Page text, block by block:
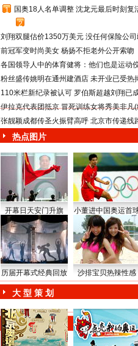
1
国奥18人名单调整 沈龙元最后时刻复
2
刘翔双腿估价1350万美元 没任何保险公司
前冠军变时尚美女 杨扬不拒老外公开索吻
各国领导人中的体育健将：他们也是运动
粉丝盛传姚明在通州建酒店 未开业已受热
110米栏新纪录被认可 罗伯斯超越刘翔已
伊拉克代表团抵京 冒死训练女将秀美非凡
张靓颖成都传圣火振臂高呼 北京市传递线
热点图片
开幕日天安门升旗 小董进中国奥运首
历届开幕式经典回放 沙排宝贝热辣性感
大 型 策 划